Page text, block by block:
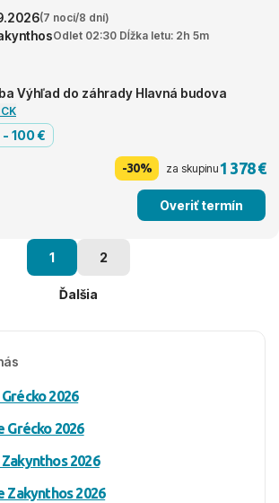
(7 nocí/8 dní)
Odlet 02:30 Dĺžka letu: 2h 5m
Výhľad do záhrady Hlavná budova
100 €
-30% za skupinu1 378 €
Overiť termín
1 2
Ďalšia
2026
Grécko 2026
2026
Zakynthos 2026